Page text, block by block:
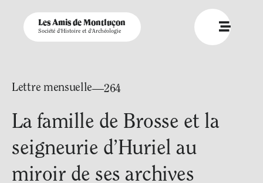
Les Amis de Montluçon
Société d'Histoire et d'Archéologie
Lettre mensuelle—264
La famille de Brosse et la
seigneurie d’Huriel au
miroir de ses archives